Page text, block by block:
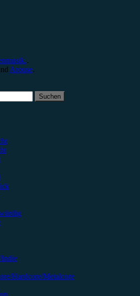
.
Arouse.
Hardcore/Metalcore